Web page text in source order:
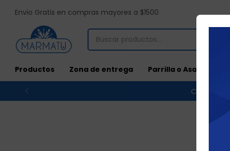
Compras
Productos Zona de entrega Parrilla o Asado
Envio Gratis en compras mayores a $1500